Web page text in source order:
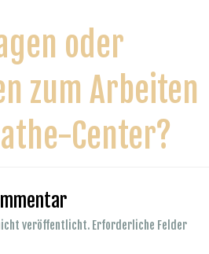
oder
zum Arbeiten
Center?
veröffentlicht. Erforderliche Felder